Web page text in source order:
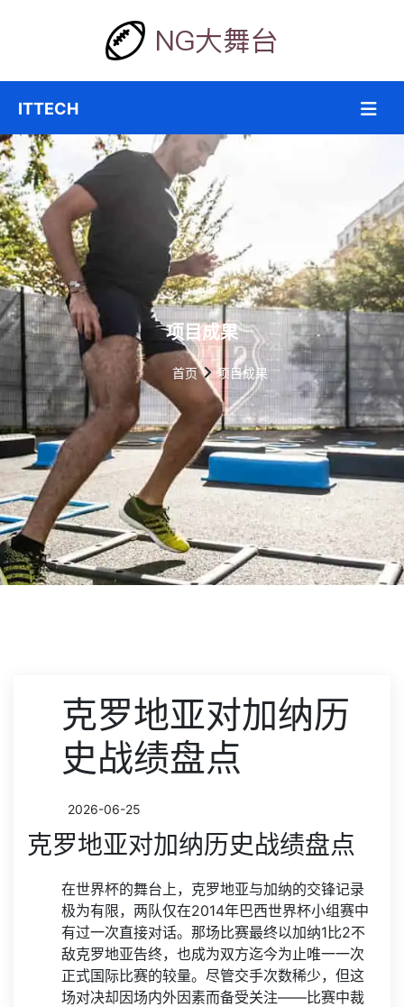
项目成果
首页 项目成果
克罗地亚对加纳历
史战绩盘点
2026-06-25
克罗地亚对加纳历史战绩盘点
在世界杯的舞台上，克罗地亚与加纳的交锋记录
极为有限，两队仅在2014年巴西世界杯小组赛中
有过一次直接对话。那场比赛最终以加纳1比2不
敌克罗地亚告终，也成为双方迄今为止唯一一次
正式国际比赛的较量。尽管交手次数稀少，但这
场对决却因场内外因素而备受关注——比赛中裁